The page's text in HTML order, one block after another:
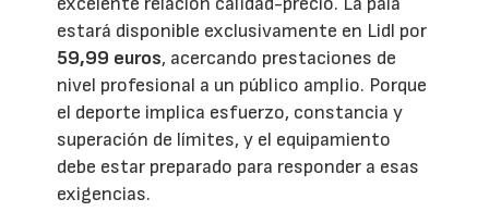
estará disponible exclusivamente en Lidl por
59,99 euros, acercando prestaciones de
nivel profesional a un público amplio. Porque
el deporte implica esfuerzo, constancia y
superación de límites, y el equipamiento
debe estar preparado para responder a esas
exigencias.